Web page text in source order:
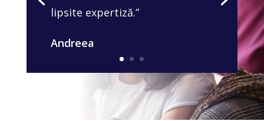
lipsite expertiză.”
Andreea